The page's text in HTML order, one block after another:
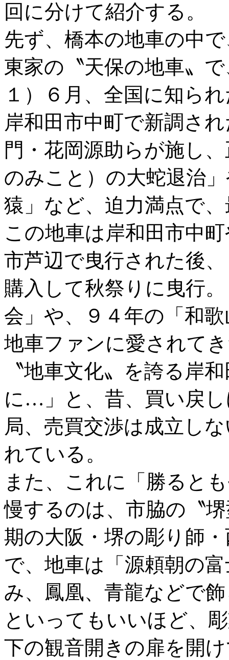
回に分けて紹介する。
先ず、橋本の地車の中
東家の〝天保の地車〟
１）６月、全国に知ら
岸和田市中町で新調さ
門・花岡源助らが施し
のみこと）の大蛇退治
猿」など、迫力満点で
この地車は岸和田市中
市芦辺で曳行された後
購入して秋祭りに曳行
会」や、９４年の「和
地車ファンに愛されて
〝地車文化〟を誇る岸
に…」と、昔、買い戻
局、売買交渉は成立し
れている。
また、これに「勝ると
慢するのは、市脇の〝
期の大阪・堺の彫り師
で、地車は「源頼朝の
み、鳳凰、青龍などで
といってもいいほど、
下の観音開きの扉を開